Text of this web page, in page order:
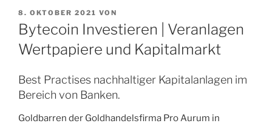
VERÖFFENTLICHT
AM
8. OKTOBER 2021 VON
Bytecoin Investieren | Veranlagen
Wertpapiere und Kapitalmarkt
Best Practises nachhaltiger Kapitalanlagen im
Bereich von Banken.
Goldbarren der Goldhandelsfirma Pro Aurum in